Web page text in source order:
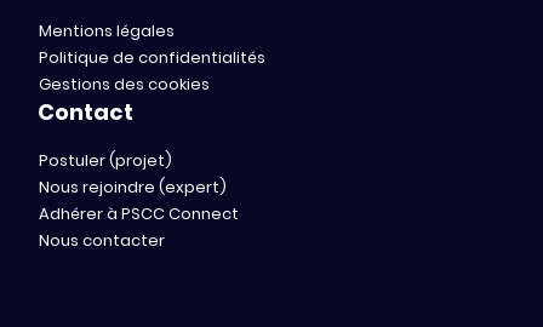
Mentions légales
Politique de confidentialités
Gestions des cookies
Contact
Postuler (projet)
Nous rejoindre (expert)
Adhérer à PSCC Connect
Nous contacter